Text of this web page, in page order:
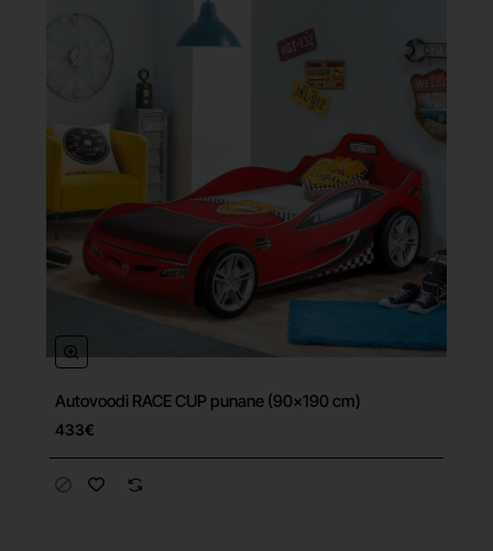
Autovoodi RACE CUP punane (90x190 cm)
433€